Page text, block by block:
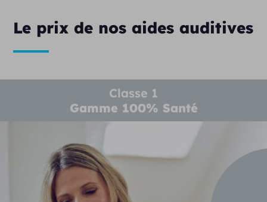
Le prix de nos aides auditives
Classe 1
Gamme 100% Santé